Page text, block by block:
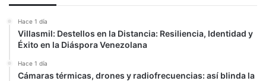
Hace 1 día
Villasmil: Destellos en la Distancia: Resiliencia, Identidad y
Éxito en la Diáspora Venezolana
Hace 1 día
Cámaras térmicas, drones y radiofrecuencias: así blinda la